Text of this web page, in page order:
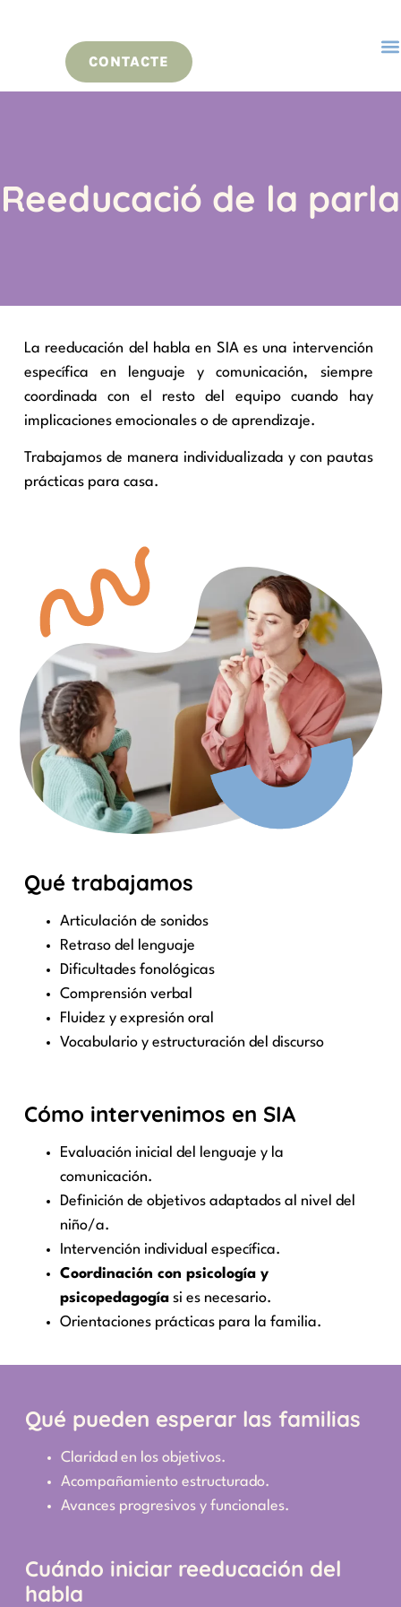
CONTACTE
Reeducació de la parla
La reeducación del habla en SIA es una intervención
específica en lenguaje y comunicación, siempre
coordinada con el resto del equipo cuando hay
implicaciones emocionales o de aprendizaje.
Trabajamos de manera individualizada y con pautas
prácticas para casa.
Qué trabajamos
Articulación de sonidos
Retraso del lenguaje
Dificultades fonológicas
Comprensión verbal
Fluidez y expresión oral
Vocabulario y estructuración del discurso
Cómo intervenimos en SIA
Evaluación inicial del lenguaje y la
comunicación.
Definición de objetivos adaptados al nivel del
niño/a.
Intervención individual específica.
Coordinación con psicología y
psicopedagogíasi es necesario.
Orientaciones prácticas para la familia.
Qué pueden esperar las familias
Claridad en los objetivos.
Acompañamiento estructurado.
Avances progresivos y funcionales.
Cuándo iniciar reeducación del
habla